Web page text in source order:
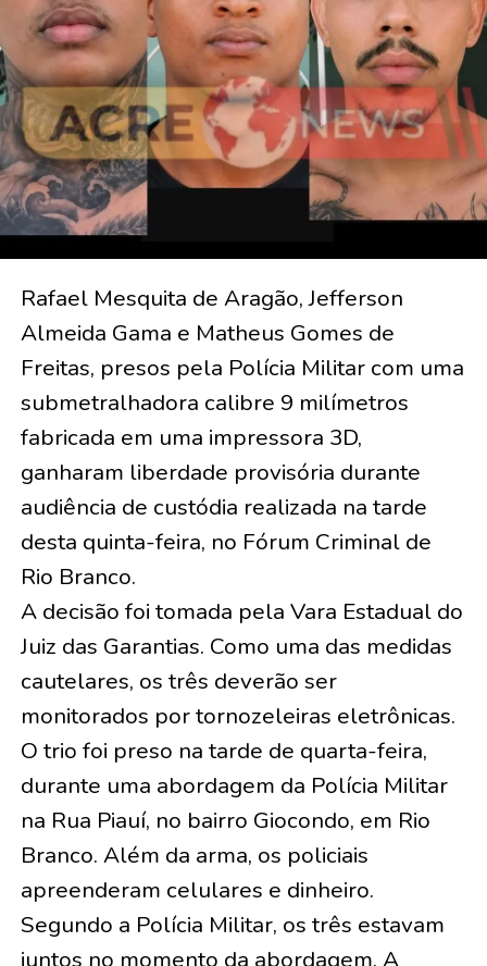
Rafael Mesquita de Aragão, Jefferson
Almeida Gama e Matheus Gomes de
Freitas, presos pela Polícia Militar com uma
submetralhadora calibre 9 milímetros
fabricada em uma impressora 3D,
ganharam liberdade provisória durante
audiência de custódia realizada na tarde
desta quinta-feira, no Fórum Criminal de
Rio Branco.
A decisão foi tomada pela Vara Estadual do
Juiz das Garantias. Como uma das medidas
cautelares, os três deverão ser
monitorados por tornozeleiras eletrônicas.
O trio foi preso na tarde de quarta-feira,
durante uma abordagem da Polícia Militar
na Rua Piauí, no bairro Giocondo, em Rio
Branco. Além da arma, os policiais
apreenderam celulares e dinheiro.
Segundo a Polícia Militar, os três estavam
juntos no momento da abordagem. A